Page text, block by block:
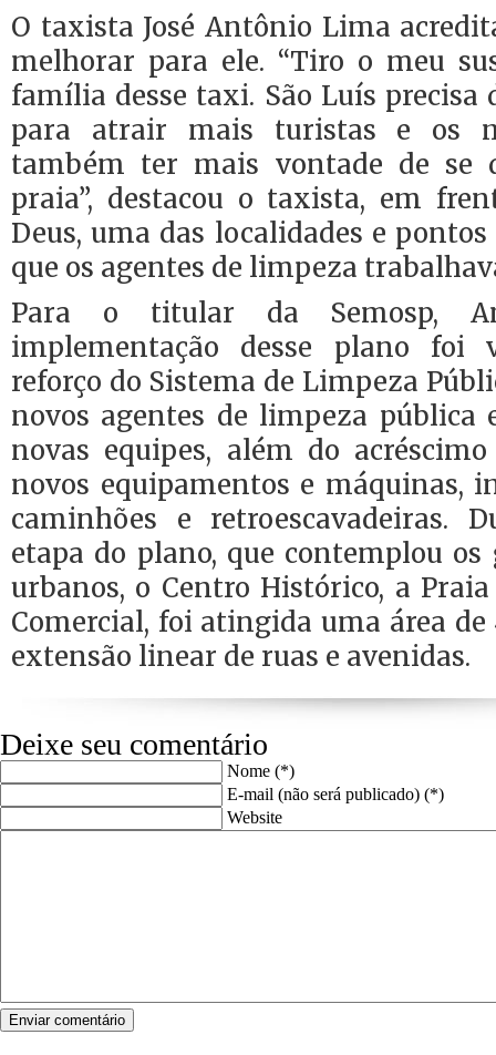
O taxista José Antônio Lima
melhorar para ele. “Tiro o meu
família desse taxi. São Luís precisa
para atrair mais turistas e os
também ter mais vontade de se
praia”, destacou o taxista, em
Deus, uma das localidades e pontos
que os agentes de limpeza
Para o titular da Semosp,
implementação desse plano foi
reforço do Sistema de Limpeza
novos agentes de limpeza pública
novas equipes, além do
novos equipamentos e máquinas,
caminhões e retroescavadeiras.
etapa do plano, que contemplou os
urbanos, o Centro Histórico, a
Comercial, foi atingida uma área
extensão linear de ruas e avenidas.
Deixe seu comentário
Nome (*)
E-mail (não será publicado) (*)
Website